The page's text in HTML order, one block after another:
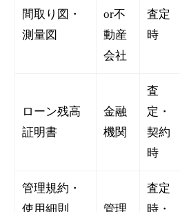
間取り図・
測量図
or不
動産
会社
査定
時
ローン残高
証明書
金融
機関
査
定・
契約
時
管理規約・
使用細則
管理
査定
時・